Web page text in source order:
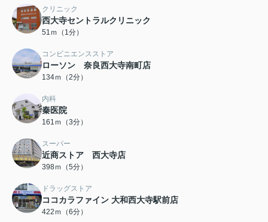
クリニック
西大寺セントラルクリニック
51ｍ（1分）
コンビニエンスストア
ローソン 奈良西大寺南町店
134ｍ（2分）
内科
秦医院
161ｍ（3分）
スーパー
近商ストア 西大寺店
398ｍ（5分）
ドラッグストア
ココカラファイン 大和西大寺駅前店
422ｍ（6分）